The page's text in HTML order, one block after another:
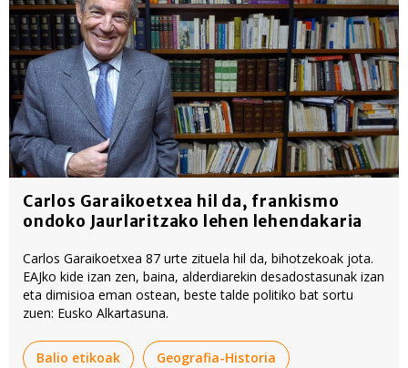
Carlos Garaikoetxea hil da, frankismo
ondoko Jaurlaritzako lehen lehendakaria
Carlos Garaikoetxea 87 urte zituela hil da, bihotzekoak jota.
EAJko kide izan zen, baina, alderdiarekin desadostasunak izan
eta dimisioa eman ostean, beste talde politiko bat sortu
zuen: Eusko Alkartasuna.
Balio etikoak Geografia-Historia